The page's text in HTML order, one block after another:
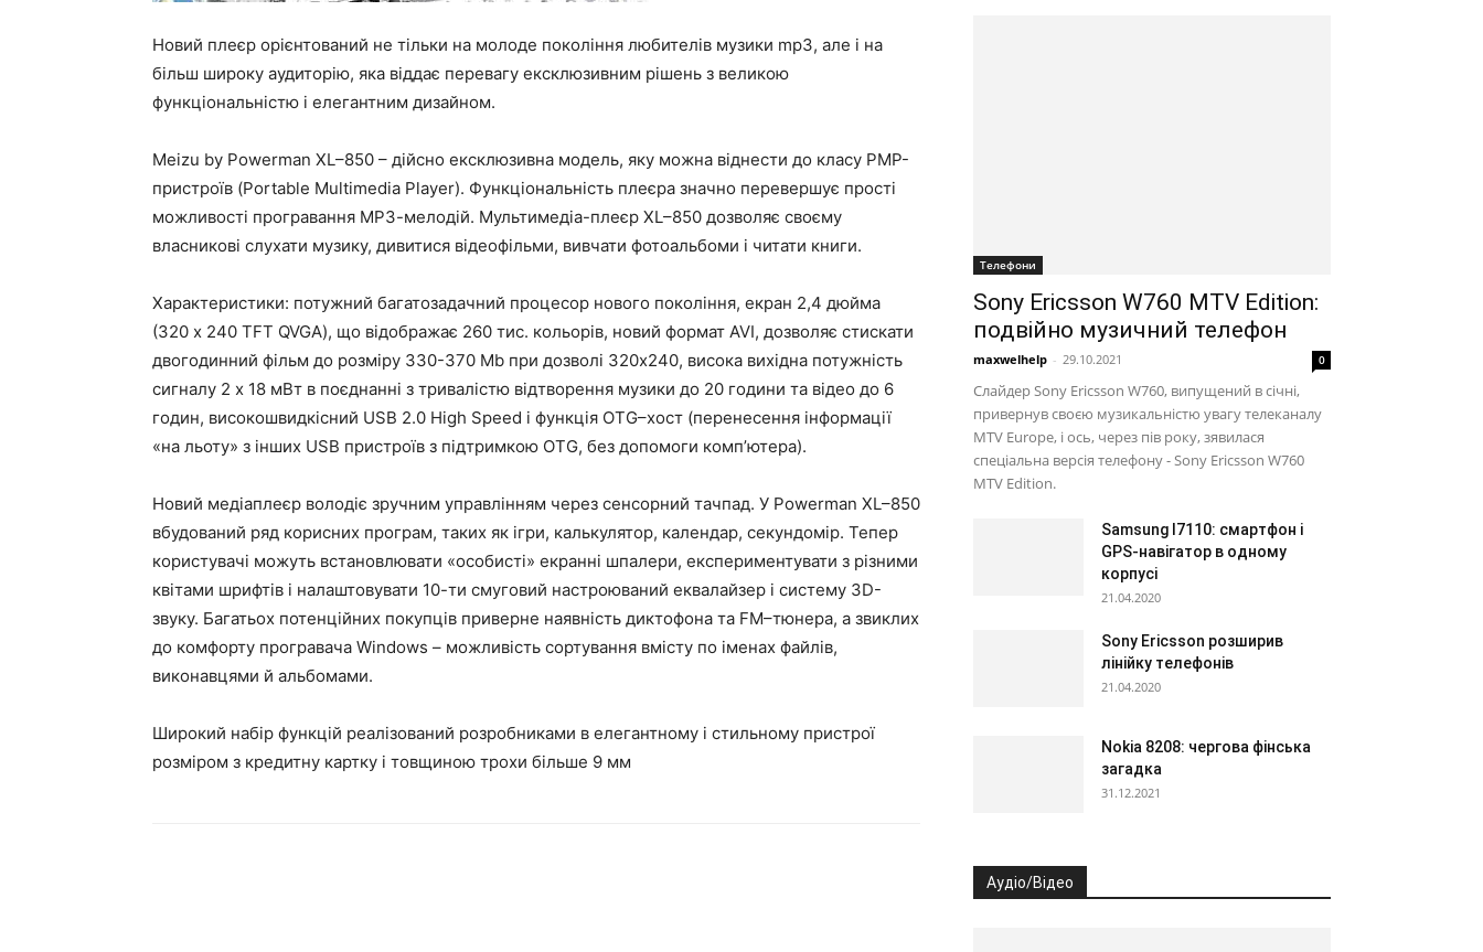
Новий плеєр орієнтований не тільки на молоде покоління любителів музики mp3, але і на
більш широку аудиторію, яка віддає перевагу ексклюзивним рішень з великою
функціональністю і елегантним дизайном.
Meizu by Powerman XL–850 – дійсно ексклюзивна модель, яку можна віднести до класу PMP-
пристроїв (Portable Multimedia Player). Функціональність плеєра значно перевершує прості
можливості програвання МР3-мелодій. Мультимедіа-плеєр XL–850 дозволяє своєму
власникові слухати музику, дивитися відеофільми, вивчати фотоальбоми і читати книги.
Характеристики: потужний багатозадачний процесор нового покоління, екран 2,4 дюйма
(320 х 240 TFT QVGA), що відображає 260 тис. кольорів, новий формат AVI, дозволяє стискати
двогодинний фільм до розміру 330-370 Mb при дозволі 320х240, висока вихідна потужність
сигналу 2 х 18 мВт в поєднанні з тривалістю відтворення музики до 20 години та відео до 6
годин, високошвидкісний USB 2.0 High Speed і функція OTG–хост (перенесення інформації
«на льоту» з інших USB пристроїв з підтримкою OTG, без допомоги комп’ютера).
Новий медіаплеєр володіє зручним управлінням через сенсорний тачпад. У Powerman XL–850
вбудований ряд корисних програм, таких як ігри, калькулятор, календар, секундомір. Тепер
користувачі можуть встановлювати «особисті» екранні шпалери, експериментувати з різними
квітами шрифтів і налаштовувати 10-ти смуговий настроюваний еквалайзер і систему 3D-
звуку. Багатьох потенційних покупців приверне наявність диктофона та FM–тюнера, а звиклих
до комфорту програвача Windows – можливість сортування вмісту по іменах файлів,
виконавцями й альбомами.
Широкий набір функцій реалізований розробниками в елегантному і стильному пристрої
розміром з кредитну картку і товщиною трохи більше 9 мм
Телефони
Sony Ericsson W760 MTV Edition:
подвійно музичний телефон
maxwelhelp - 29.10.2021 0
Слайдер Sony Ericsson W760, випущений в січні,
привернув своєю музикальністю увагу телеканалу
MTV Europe, і ось, через пів року, зявилася
спеціальна версія телефону - Sony Ericsson W760
MTV Edition.
Samsung I7110: смартфон і
GPS-навігатор в одному
корпусі
21.04.2020
Sony Ericsson розширив
лінійку телефонів
21.04.2020
Nokia 8208: чергова фінська
загадка
31.12.2021
Аудіо/Відео